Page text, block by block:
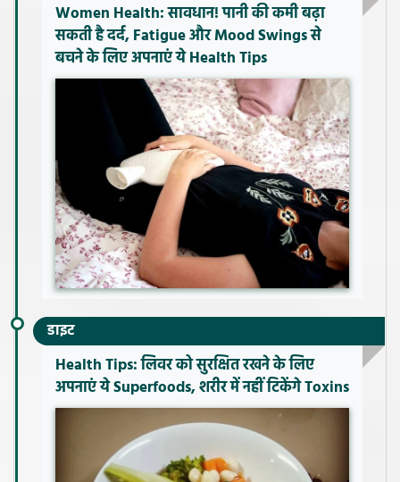
Women Health: सावधान! पानी की कमी बढ़ा
सकती है दर्द, Fatigue और Mood Swings से
बचने के लिए अपनाएं ये Health Tips
डाइट
Health Tips: लिवर को सुरक्षित रखने के लिए
अपनाएं ये Superfoods, शरीर में नहीं टिकेंगे Toxins